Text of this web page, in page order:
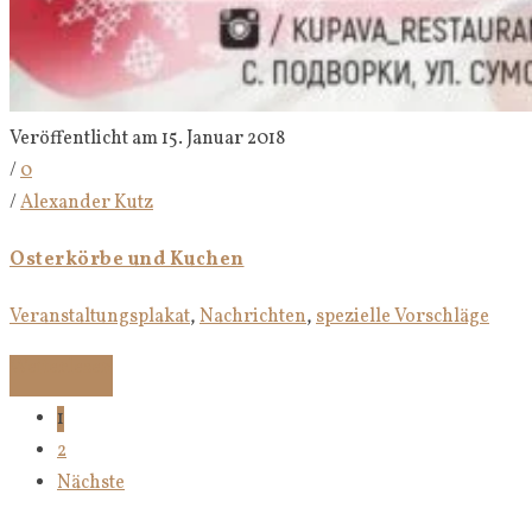
Veröffentlicht am 15. Januar 2018
/0
/Alexander Kutz
Osterkörbe und Kuchen
Veranstaltungsplakat,Nachrichten,spezielle Vorschläge
1
2
Nächste